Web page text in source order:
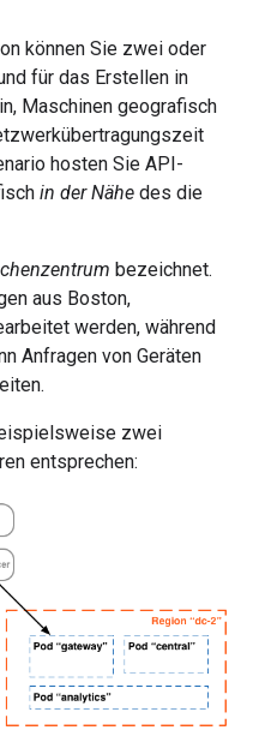
können Sie zwei oder
für das Erstellen in
Maschinen geografisch
hosten Sie API-
in der Nähe des die
bezeichnet.
aus Boston,
werden, während
Anfragen von Geräten
zwei
entsprechen: